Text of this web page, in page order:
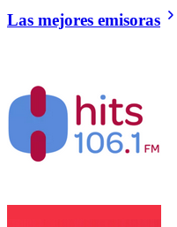
Las mejores emisoras